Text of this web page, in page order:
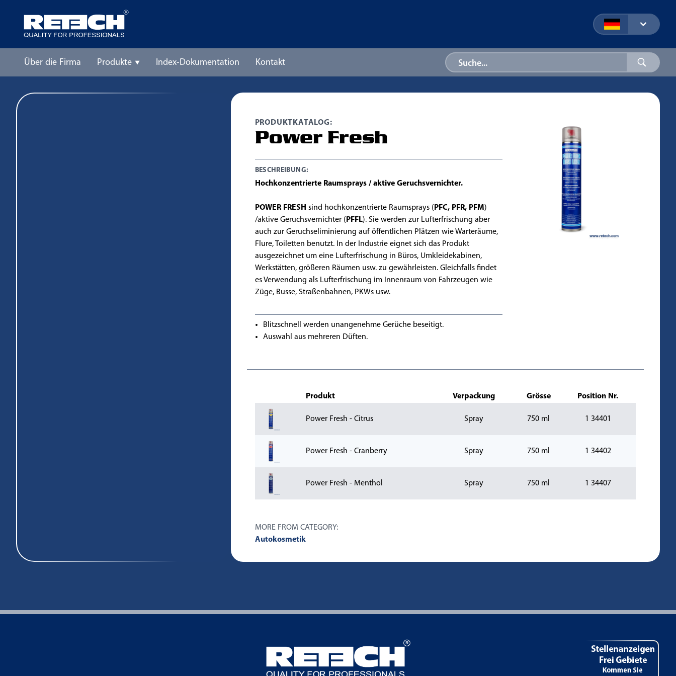
Über die Firma Produkte Index-Dokumentation Kontakt
PRODUKTKATALOG:
Power Fresh
BESCHREIBUNG:
Hochkonzentrierte Raumsprays / aktive Geruchsvernichter.
POWER FRESH sind hochkonzentrierte Raumsprays ( PFC, PFR, PFM)
/aktive Geruchsvernichter ( PFFL). Sie werden zur Lufterfrischung aber
auch zur Geruchseliminierung auf öffentlichen Plätzen wie Warteräume,
Flure, Toiletten benutzt. In der Industrie eignet sich das Produkt
ausgezeichnet um eine Lufterfrischung in Büros, Umkleidekabinen,
Werkstätten, größeren Räumen usw. zu gewährleisten. Gleichfalls findet
es Verwendung als Lufterfrischung im Innenraum von Fahrzeugen wie
Züge, Busse, Straßenbahnen, PKWs usw.
Blitzschnell werden unangenehme Gerüche beseitigt.
Auswahl aus mehreren Düften.
Produkt Verpackung Grösse Position Nr.
Power Fresh - Citrus Spray 750 ml 1 34401
Power Fresh - Cranberry Spray 750 ml 1 34402
Power Fresh - Menthol Spray 750 ml 1 34407
MORE FROM CATEGORY:
Autokosmetik